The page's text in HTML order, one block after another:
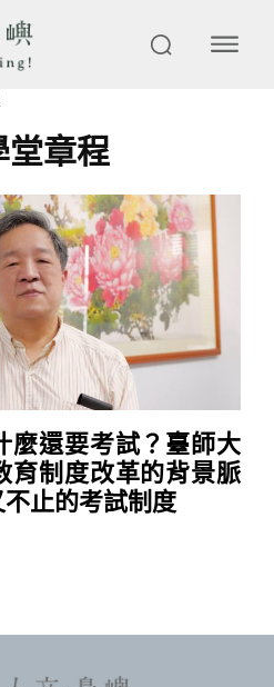
堂章程
麼還要考試？臺師大
育制度改革的背景脈
止的考試制度